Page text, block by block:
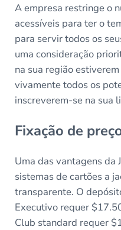
A empresa restringe o
acessíveis para ter o
para servir todos os
uma consideração
na sua região
vivamente todos os
inscreverem-se na sua
Fixação de
Uma das vantagens da
sistemas de cartões a
transparente. O
Executivo requer
Club standard requer